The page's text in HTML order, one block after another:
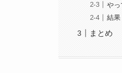
やっ
結果
まとめ